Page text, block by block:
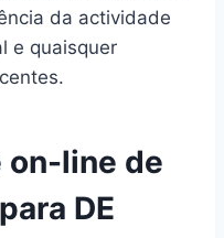
da actividade
e quaisquer
on-line de
DE